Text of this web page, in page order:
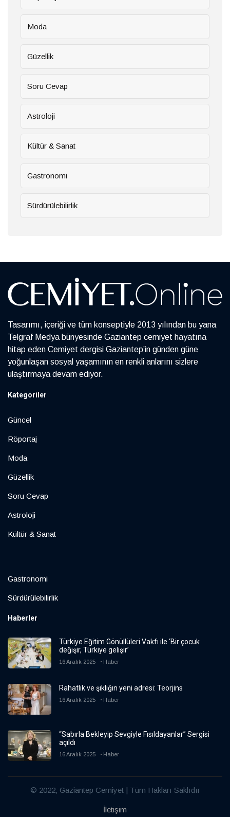
Moda
Güzellik
Soru Cevap
Astroloji
Kültür & Sanat
Gastronomi
Sürdürülebilirlik
Tasarımı, içeriği ve tüm konseptiyle 2013 yılından bu yana
Telgraf Medya bünyesinde Gaziantep cemiyet hayatına
hitap eden Cemiyet dergisi Gaziantep’in günden güne
yoğunlaşan sosyal yaşamının en renkli anlarını sizlere
ulaştırmaya devam ediyor.
Kategoriler
Güncel
Röportaj
Moda
Güzellik
Soru Cevap
Astroloji
Kültür & Sanat
Gastronomi
Sürdürülebilirlik
Haberler
Türkiye Eğitim Gönüllüleri Vakfı ile ‘Bir çocuk
değişir, Türkiye gelişir’
16 Aralık 2025 Haber
Rahatlık ve şıklığın yeni adresi: Teorjins
16 Aralık 2025 Haber
“Sabırla Bekleyip Sevgiyle Fısıldayanlar” Sergisi
açıldı
16 Aralık 2025 Haber
© 2022, Gaziantep Cemiyet | Tüm Hakları Saklıdır
İletişim